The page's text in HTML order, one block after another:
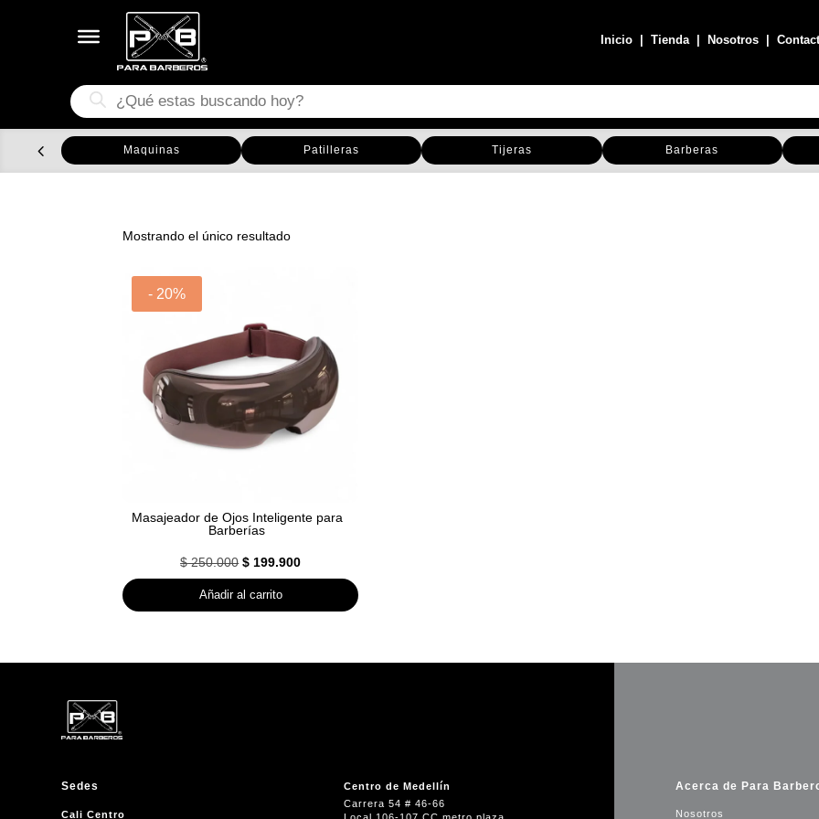
Inicio |Tienda| Nosotros |
Búsqueda
de
productos
Maquinas Patilleras Tijeras Barberas
Mostrando el único resultado
- 20%
Masajeador de Ojos Inteligente para
Barberías
$250.000 El
precio
original
$ 199.900El
precio
Añadir al carrito
Sedes
Cali Centro
Centro de Medellín
Carrera 54 # 46-66
Acerca de Para
Nosotros